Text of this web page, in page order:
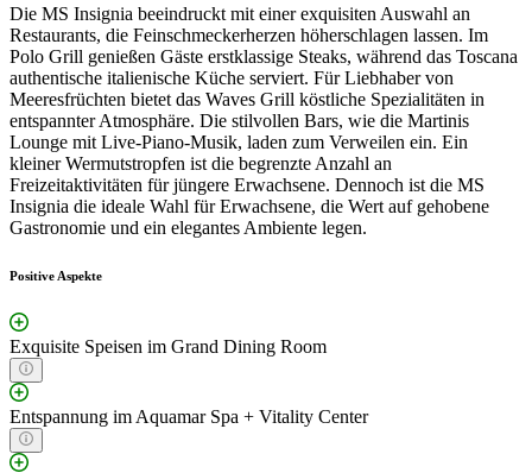
Die MS Insignia beeindruckt mit einer exquisiten Auswahl an
Restaurants, die Feinschmeckerherzen höherschlagen lassen. Im
Polo Grill genießen Gäste erstklassige Steaks, während das Toscana
authentische italienische Küche serviert. Für Liebhaber von
Meeresfrüchten bietet das Waves Grill köstliche Spezialitäten in
entspannter Atmosphäre. Die stilvollen Bars, wie die Martinis
Lounge mit Live-Piano-Musik, laden zum Verweilen ein. Ein
kleiner Wermutstropfen ist die begrenzte Anzahl an
Freizeitaktivitäten für jüngere Erwachsene. Dennoch ist die MS
Insignia die ideale Wahl für Erwachsene, die Wert auf gehobene
Gastronomie und ein elegantes Ambiente legen.
Positive Aspekte
Exquisite Speisen im Grand Dining Room
Entspannung im Aquamar Spa + Vitality Center